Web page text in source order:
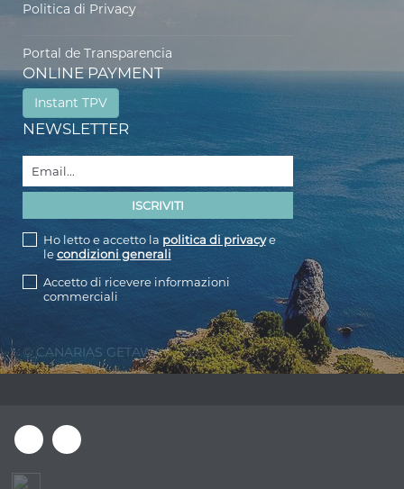
Politica di Privacy
Portal de Transparencia
ONLINE PAYMENT
Instant TPV
NEWSLETTER
Ho letto e accetto la politica di privacye
lecondizioni generali
Accetto di ricevere informazioni
commerciali
© CANARIAS GETAWAY 2026